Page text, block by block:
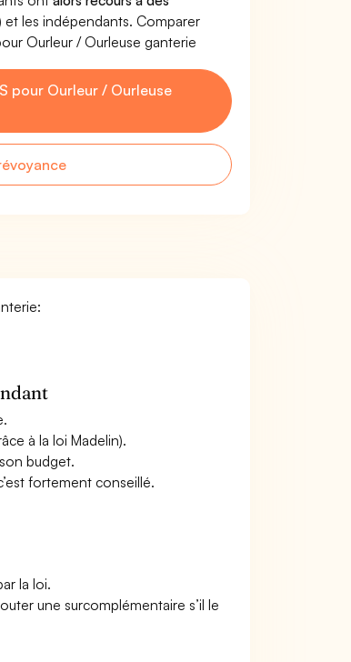
et les indépendants. Comparer
Ourleur / Ourleuse ganterie
pour Ourleur / Ourleuse
à la loi Madelin).
budget.
fortement conseillé.
la loi.
une surcomplémentaire s’il le